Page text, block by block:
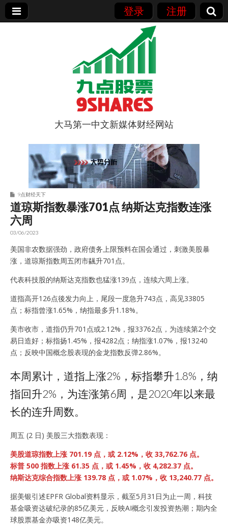
登录 注册
9点股票
大马第一中文新媒体财经网站
9点财经天下
道琼斯指数暴涨701点 纳斯达克指数连涨
六周
03/06/2023
美国非农数据强劲，政府债务上限预料在国会通过，刺激美股暴
涨，道琼斯指数周五闭市飊升701点。
代表科技股的纳斯达克指数也猛涨139点，连续六周上涨。
道指高开126点後发力向上，尾段一度急升743点，高见33805
点；标指曾涨1.65%，纳指最多升1.18%。
美市收市，道指仍升701点或2.12%，报33762点，为连续第2个交
易日造好；标指扬1.45%，报4282点；纳指涨1.07%，报13240
点；反映中国概念股表现的金龙指数反弹2.86%。
本周累计，道指上涨2%，标指攀升1.8%，纳
指回升2%，为连涨第6周，是2020年以来最
长的连升周数。
周五 (2 日) 美股三大指数表现：
美股道琼指数上涨 701.19 点，或 2.12%，收 33,762.76 点。
标普 500 指数上涨 61.35 点，或 1.45%，收 4,282.37 点。
纳斯达克综合指数上涨 139.78 点，或 1.07%，收 13,240.77 点。
据美银引述EPFR Global资料显示，截至5月31日为止一周，科技
基金吸资达破纪录的85亿美元，反映AI概念引发投资热潮；期内全
球股票基金亦吸资148亿美元。